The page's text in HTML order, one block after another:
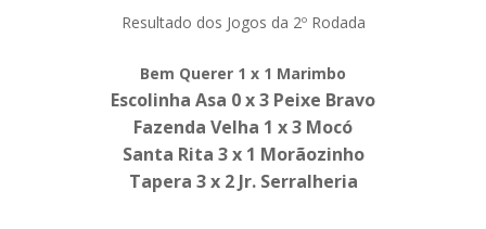
Resultado dos Jogos da 2º Rodada
Bem Querer 1 x 1 Marimbo
Escolinha Asa 0 x 3 Peixe Bravo
Fazenda Velha 1 x 3 Mocó
Santa Rita 3 x 1 Morãozinho
Tapera 3 x 2 Jr. Serralheria